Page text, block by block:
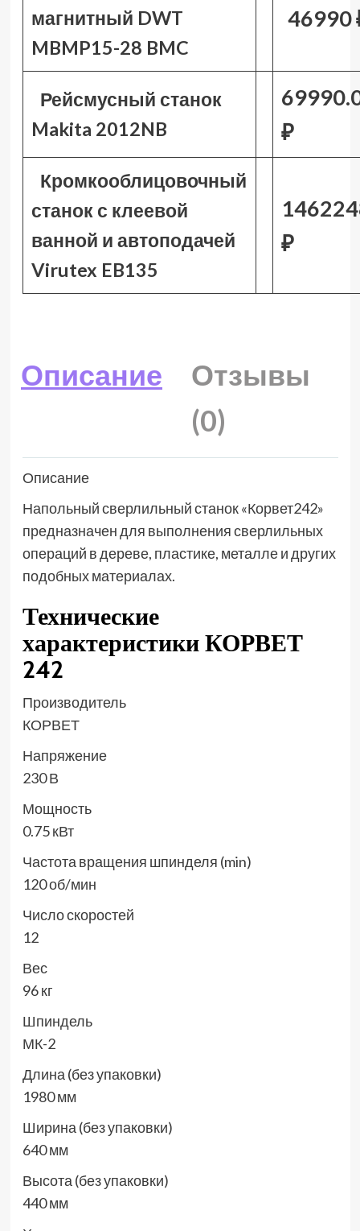
магнитный DWT
MBMP15-28 BMC
46990
Рейсмусный станок
Makita 2012NB
₽
Кромкооблицовочный
станок с клеевой
ванной и автоподачей
Virutex EB135
₽
Описание
Отзывы
(0)
Описание
Напольный сверлильный станок «Корвет242»
предназначен для выполнения сверлильных
операций в дереве, пластике, металле и других
подобных материалах.
Технические
характеристики КОРВЕТ
242
Производитель
КОРВЕТ
Напряжение
230 В
Мощность
0.75 кВт
Частота вращения шпинделя (min)
120 об/мин
Число скоростей
12
Вес
96 кг
Шпиндель
МК-2
Длина (без упаковки)
1980 мм
Ширина (без упаковки)
640 мм
Высота (без упаковки)
440 мм